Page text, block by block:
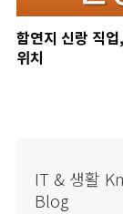
함연지 신랑 직
위치
IT & 생활
Blog